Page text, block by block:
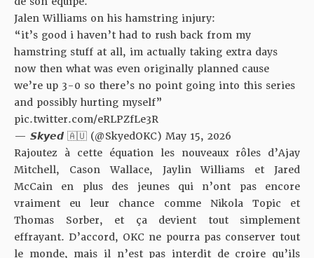
Jalen Williams on his hamstring injury:
“it’s good i haven’t had to rush back from my
hamstring stuff at all, im actually taking extra days
now then what was even originally planned cause
we’re up 3-0 so there’s no point going into this series
and possibly hurting myself”
pic.twitter.com/eRLPZfLe3R
— 𝙎𝙠𝙮𝙚𝙙 🇦🇺 (@SkyedOKC) May 15, 2026
Rajoutez à cette équation les nouveaux rôles d’Ajay
Mitchell, Cason Wallace, Jaylin Williams et Jared
McCain en plus des jeunes qui n’ont pas encore
vraiment eu leur chance comme Nikola Topic et
Thomas Sorber, et ça devient tout simplement
effrayant. D’accord, OKC ne pourra pas conserver tout
le monde, mais il n’est pas interdit de croire qu’ils